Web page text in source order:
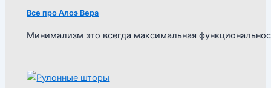
Все про Алоэ Вера
Минимализм это всегда максимальная